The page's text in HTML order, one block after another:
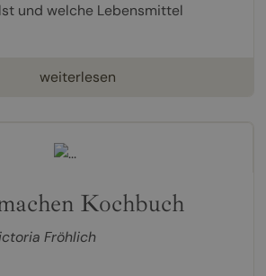
und welche Lebensmittel
weiterlesen
Kochbuch
Fröhlich